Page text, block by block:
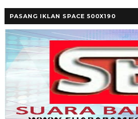
PASANG IKLAN SPACE 500X190